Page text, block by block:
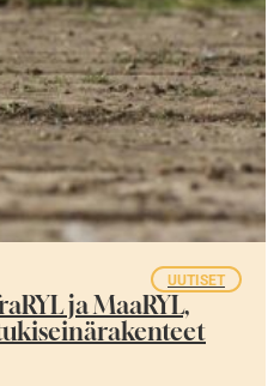
UUTISET
ja MaaRYL,